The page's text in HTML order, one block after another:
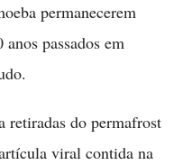
permanecerem
passados em
retiradas do permafrost
viral contida na